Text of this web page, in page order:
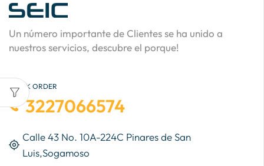
Un número importante de Clientes se ha unido a
nuestros servicios, descubre el porque!
QUICK ORDER
3227066574
Calle 43 No. 10A-224C Pinares de San
Luis,Sogamoso